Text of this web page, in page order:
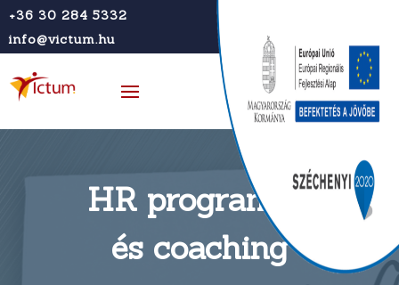
+36 30 284 5332
info@victum.hu
HR programok
és coaching